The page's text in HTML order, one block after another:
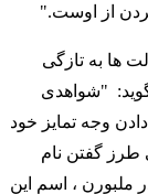
از اوست."
ها به تازگی
"شواهدی
وجه تمایز خود
گفتن نام
ملبورن ، اسم این